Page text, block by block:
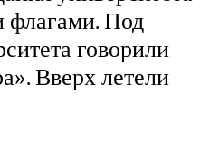
флагами. Под
говорили
Вверх летели